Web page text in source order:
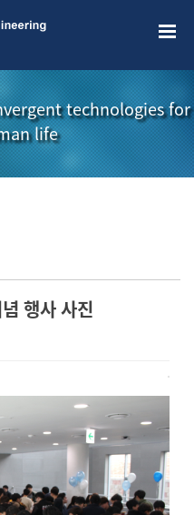
technologies for
life
행사 사진